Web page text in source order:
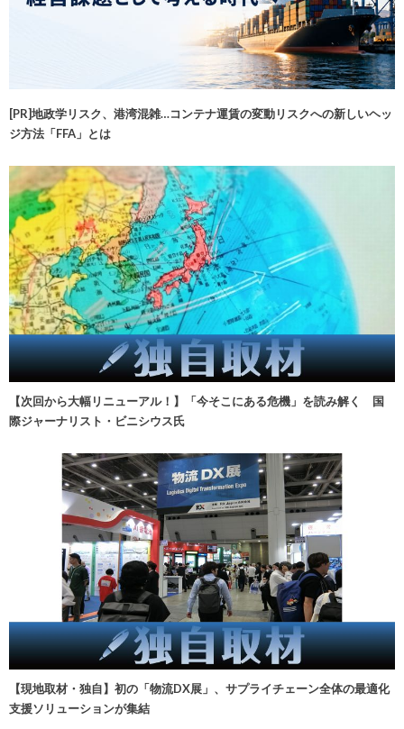
[PR]地政学リスク、港湾混雑…コンテナ運賃の変動リスクへの新しいヘッ
ジ方法「FFA」とは
【次回から大幅リニューアル！】「今そこにある危機」を読み解く 国
際ジャーナリスト・ビニシウス氏
【現地取材・独自】初の「物流DX展」、サプライチェーン全体の最適化
支援ソリューションが集結